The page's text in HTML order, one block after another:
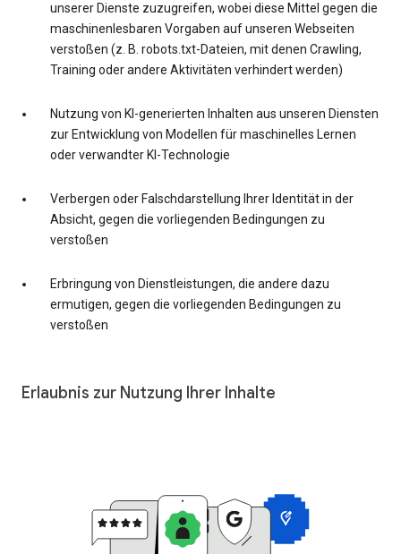
unserer Dienste zuzugreifen, wobei diese Mittel gegen die
maschinenlesbaren Vorgaben auf unseren Webseiten
verstoßen (z. B. robots.txt-Dateien, mit denen Crawling,
Training oder andere Aktivitäten verhindert werden)
Nutzung von KI-generierten Inhalten aus unseren Diensten
zur Entwicklung von Modellen für maschinelles Lernen
oder verwandter KI-Technologie
Verbergen oder Falschdarstellung Ihrer Identität in der
Absicht, gegen die vorliegenden Bedingungen zu
verstoßen
Erbringung von Dienstleistungen, die andere dazu
ermutigen, gegen die vorliegenden Bedingungen zu
verstoßen
Erlaubnis zur Nutzung Ihrer Inhalte